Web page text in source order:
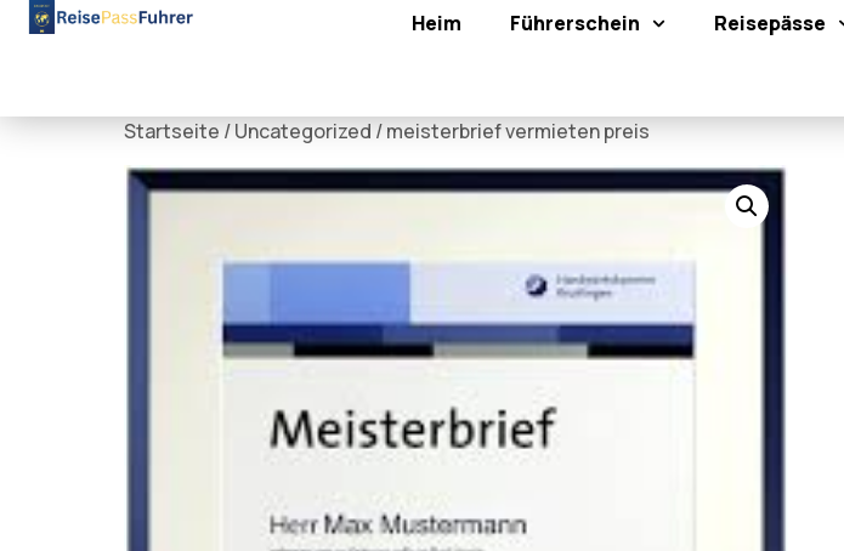
Heim Führerschein Reisepässe
Startseite /Uncategorized / meisterbrief vermieten preis